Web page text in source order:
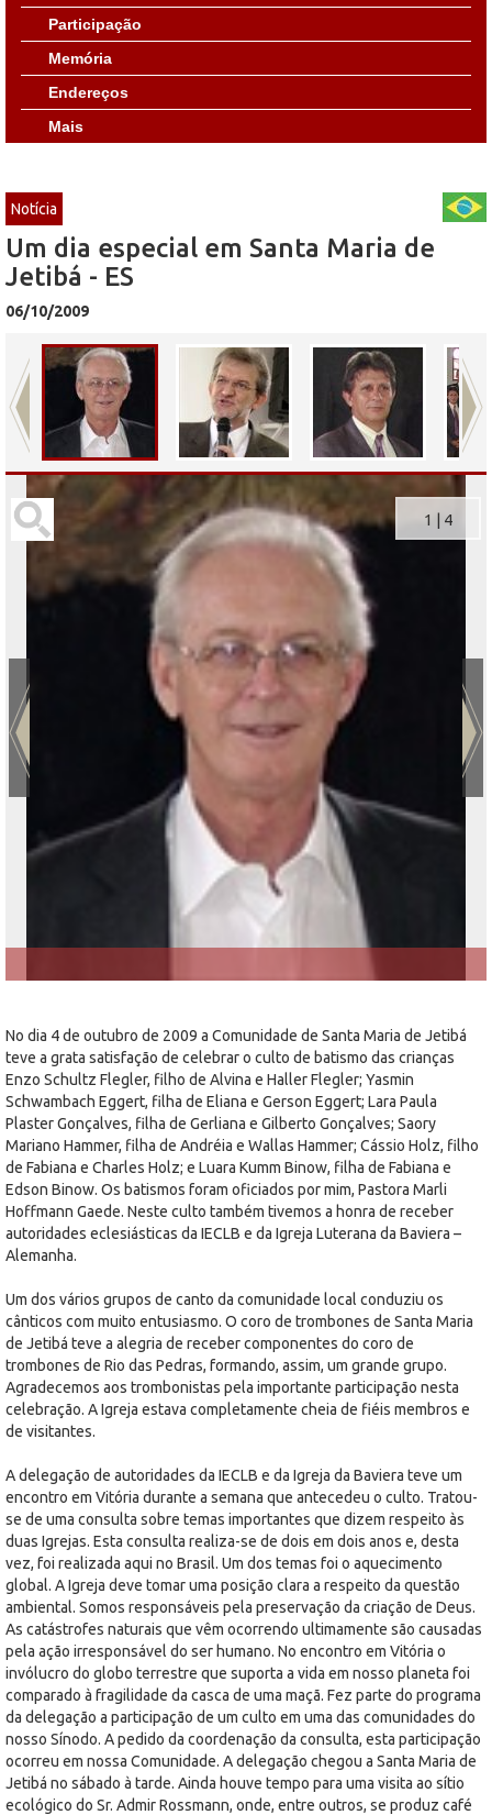
Participação
Memória
Endereços
Mais
Notícia
Um dia especial em Santa Maria de
Jetibá - ES
06/10/2009
1 4
No dia 4 de outubro de 2009 a Comunidade de Santa Maria de Jetibá
teve a grata satisfação de celebrar o culto de batismo das crianças
Enzo Schultz Flegler, filho de Alvina e Haller Flegler; Yasmin
Schwambach Eggert, filha de Eliana e Gerson Eggert; Lara Paula
Plaster Gonçalves, filha de Gerliana e Gilberto Gonçalves; Saory
Mariano Hammer, filha de Andréia e Wallas Hammer; Cássio Holz, filho
de Fabiana e Charles Holz; e Luara Kumm Binow, filha de Fabiana e
Edson Binow. Os batismos foram oficiados por mim, Pastora Marli
Hoffmann Gaede. Neste culto também tivemos a honra de receber
autoridades eclesiásticas da IECLB e da Igreja Luterana da Baviera –
Alemanha.
Um dos vários grupos de canto da comunidade local conduziu os
cânticos com muito entusiasmo. O coro de trombones de Santa Maria
de Jetibá teve a alegria de receber componentes do coro de
trombones de Rio das Pedras, formando, assim, um grande grupo.
Agradecemos aos trombonistas pela importante participação nesta
celebração. A Igreja estava completamente cheia de fiéis membros e
de visitantes.
A delegação de autoridades da IECLB e da Igreja da Baviera teve um
encontro em Vitória durante a semana que antecedeu o culto. Tratou-
se de uma consulta sobre temas importantes que dizem respeito às
duas Igrejas. Esta consulta realiza-se de dois em dois anos e, desta
vez, foi realizada aqui no Brasil. Um dos temas foi o aquecimento
global. A Igreja deve tomar uma posição clara a respeito da questão
ambiental. Somos responsáveis pela preservação da criação de Deus.
As catástrofes naturais que vêm ocorrendo ultimamente são causadas
pela ação irresponsável do ser humano. No encontro em Vitória o
invólucro do globo terrestre que suporta a vida em nosso planeta foi
comparado à fragilidade da casca de uma maçã. Fez parte do programa
da delegação a participação de um culto em uma das comunidades do
nosso Sínodo. A pedido da coordenação da consulta, esta participação
ocorreu em nossa Comunidade. A delegação chegou a Santa Maria de
Jetibá no sábado à tarde. Ainda houve tempo para uma visita ao sítio
ecológico do Sr. Admir Rossmann, onde, entre outros, se produz café